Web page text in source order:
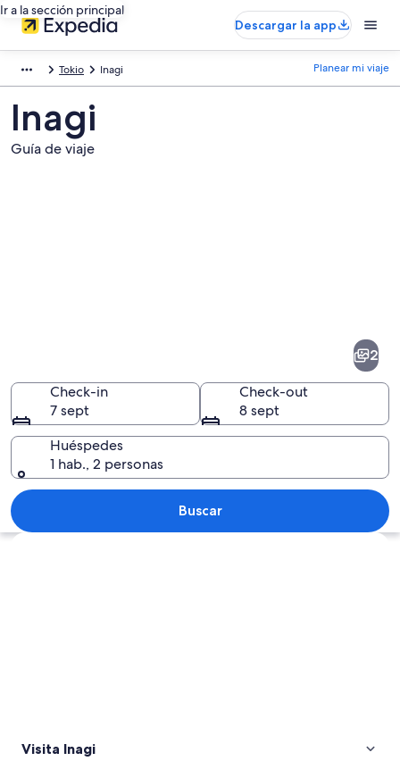
Ir a la sección principal
Descargar la app
Tokio Inagi Planear mi viaje
Inagi
Guía de viaje
Un atardecer sobre un río con
2
Check-in
7 sept
Check-out
8 sept
Huéspedes
1 hab., 2 personas
Buscar
Ver mapa
Visita Inagi